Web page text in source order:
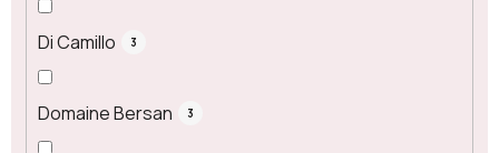
Di Camillo 3
Domaine Bersan 3